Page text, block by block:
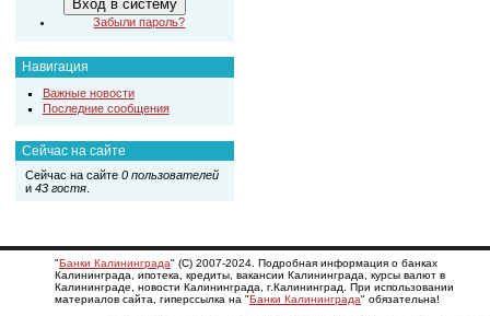
Забыли пароль?
Навигация
Важные новости
Последние сообщения
Сейчас на сайте
Сейчас на сайте 0 пользователей
и 43 гостя.
"Банки Калининграда" (С) 2007-2024. Подробная информация о банках
Калининграда, ипотека, кредиты, вакансии Калининграда, курсы валют в
Калининграде, новости Калининграда, г.Калининград. При использовании
материалов сайта, гиперссылка на "Банки Калининграда" обязательна!